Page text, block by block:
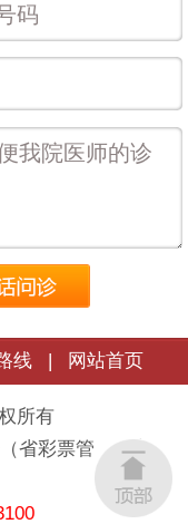
线 | 网站首页
所有
省彩票管理中心